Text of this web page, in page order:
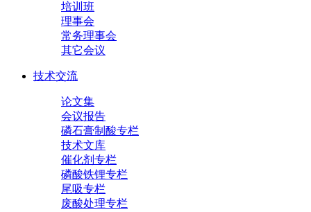
培训班
理事会
常务理事会
其它会议
技术交流
论文集
会议报告
磷石膏制酸专栏
技术文库
催化剂专栏
磷酸铁锂专栏
尾吸专栏
废酸处理专栏